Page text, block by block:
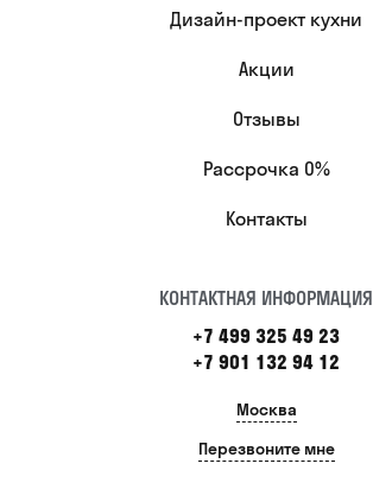
Дизайн-проект кухни
Акции
Отзывы
Рассрочка 0%
Контакты
КОНТАКТНАЯ ИНФОРМАЦИЯ
+7 499 325 49 23
+7 901 132 94 12
Москва
Перезвоните мне